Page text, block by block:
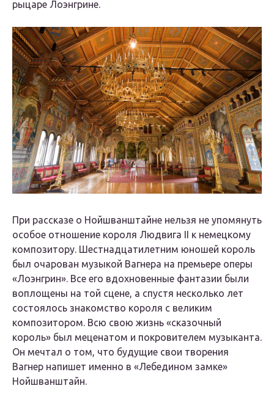
рыцаре Лоэнгрине.
При рассказе о Нойшванштайне нельзя не упомянуть
особое отношение короля Людвига II к немецкому
композитору. Шестнадцатилетним юношей король
был очарован музыкой Вагнера на премьере оперы
«Лоэнгрин». Все его вдохновенные фантазии были
воплощены на той сцене, а спустя несколько лет
состоялось знакомство короля с великим
композитором. Всю свою жизнь «сказочный
король» был меценатом и покровителем музыканта.
Он мечтал о том, что будущие свои творения
Вагнер напишет именно в «Лебедином замке»
Нойшванштайн.